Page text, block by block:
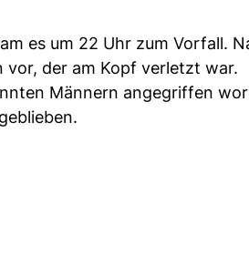
es um 22 Uhr zum Vorfall.
vor, der am Kopf verletzt war.
Männern angegriffen